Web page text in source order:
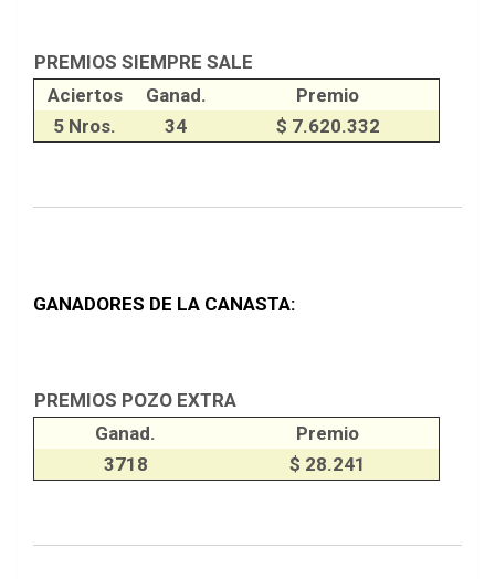
PREMIOS SIEMPRE SALE
Aciertos
Ganad.
Premio
5 Nros.
34 $ 7.620.332
GANADORES DE LA CANASTA:
PREMIOS POZO EXTRA
Ganad.
Premio
3718
$ 28.241